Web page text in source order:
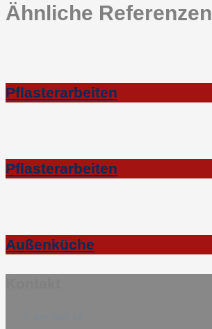
Ähnliche Referenzen
Pflasterarbeiten
Pflasterarbeiten
Außenküche